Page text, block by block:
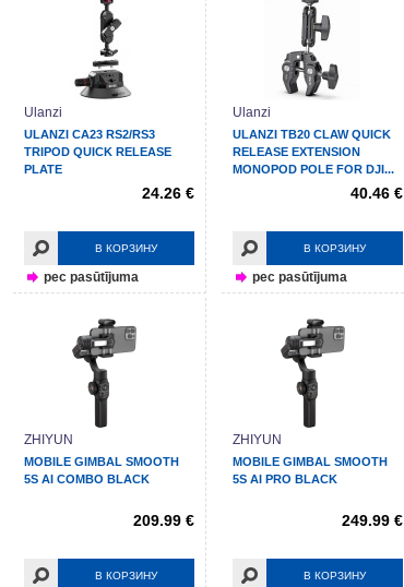
Ulanzi
ULANZI CA23 RS2/RS3
TRIPOD QUICK RELEASE
PLATE
24.26 €
В КОРЗИНУ
pec pasūtījuma
Ulanzi
ULANZI TB20 CLAW QUICK
RELEASE EXTENSION
MONOPOD POLE FOR DJI...
40.46 €
В КОРЗИНУ
pec pasūtījuma
ZHIYUN
MOBILE GIMBAL SMOOTH
5S AI COMBO BLACK
209.99 €
В КОРЗИНУ
ZHIYUN
MOBILE GIMBAL SMOOTH
5S AI PRO BLACK
249.99 €
В КОРЗИНУ